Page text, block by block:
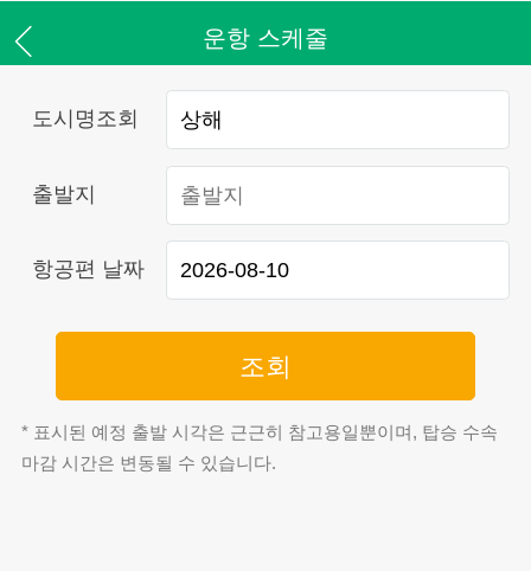
운항 스케줄
도시명조회
출발지
항공편 날짜
조회
* 표시된 예정 출발 시각은 근근히 참고용일뿐이며, 탑승 수속
마감 시간은 변동될 수 있습니다.